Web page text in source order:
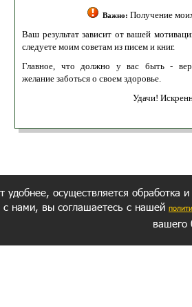
Важно: Получение
Ваш результат зависит от вашей
следуете моим советам из писем и книг.
Главное, что должно у вас быть -
желание заботься о своем здоровье.
Удачи!
удобнее, осуществляется обработка
с нами, вы соглашаетесь с нашей
вашего